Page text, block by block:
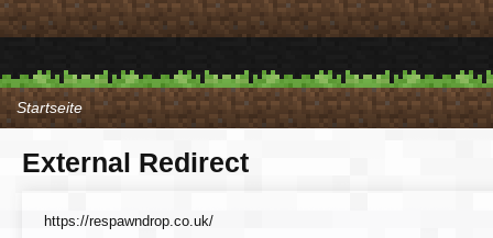
Startseite
External Redirect
https://respawndrop.co.uk/